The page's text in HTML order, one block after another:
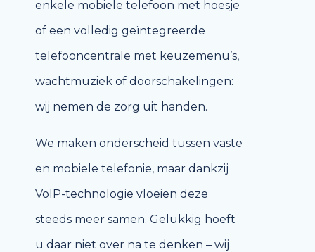
enkele mobiele telefoon met hoesje
of een volledig geïntegreerde
telefooncentrale met keuzemenu’s,
wachtmuziek of doorschakelingen:
wij nemen de zorg uit handen.
We maken onderscheid tussen vaste
en mobiele telefonie, maar dankzij
VoIP-technologie vloeien deze
steeds meer samen. Gelukkig hoeft
u daar niet over na te denken – wij